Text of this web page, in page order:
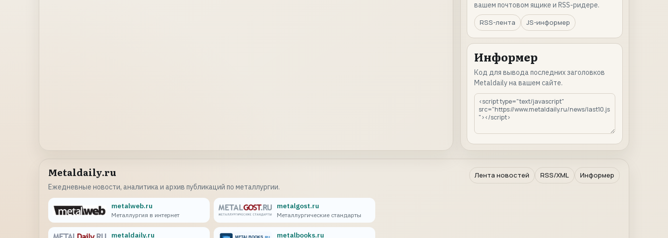
вашем почтовом ящике и RSS-ридере.
RSS-лента
JS-информер
Информер
Код для вывода последних заголовков
Metaldaily на вашем сайте.
Metaldaily.ru
Ежедневные новости, аналитика и архив публикаций по металлургии.
Лента новостей RSS/XML Информер
metalweb.ru
Металлургия в интернет
metalgost.ru
Металлургические стандарты
metaldaily.ru metalbooks.ru